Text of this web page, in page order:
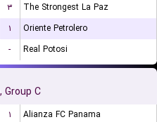
۳
The Strongest La Paz
۱
Oriente Petrolero
- Real Potosi
Group C
۱
Alianza FC Panama